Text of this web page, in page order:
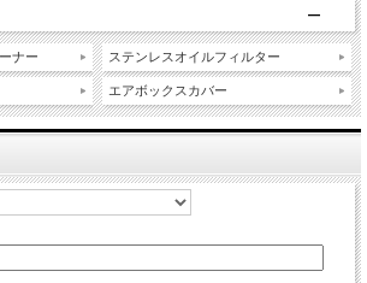
ナー ステンレスオイルフィルター
エアボックスカバー